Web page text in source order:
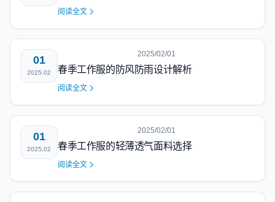
阅读全文
01
2025.02
2025/02/01
春季工作服的防风防雨设计解析
阅读全文
01
2025.02
2025/02/01
春季工作服的轻薄透气面料选择
阅读全文